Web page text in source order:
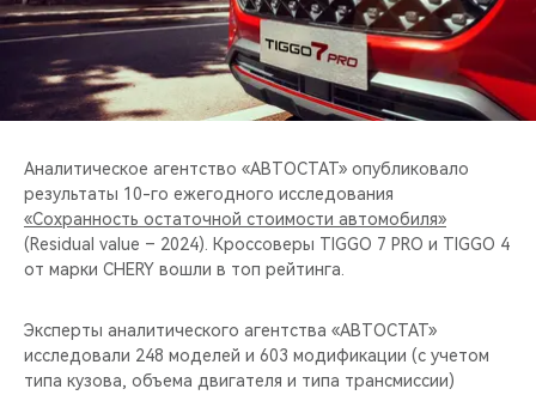
CHERY И СПОРТ
НАШИ МЕРОПРИЯТИЯ
ВИДЕООБЗОРЫ
CHERY ДЛЯ ДЕТЕЙ
Аналитическое агентство «АВТОСТАТ» опубликовало
результаты 10-го ежегодного исследования
«Сохранность остаточной стоимости автомобиля»
(Residual value – 2024). Кроссоверы TIGGO 7 PRO и TIGGO 4
от марки CHERY вошли в топ рейтинга.
Эксперты аналитического агентства «АВТОСТАТ»
исследовали 248 моделей и 603 модификации (с учетом
типа кузова, объема двигателя и типа трансмиссии)